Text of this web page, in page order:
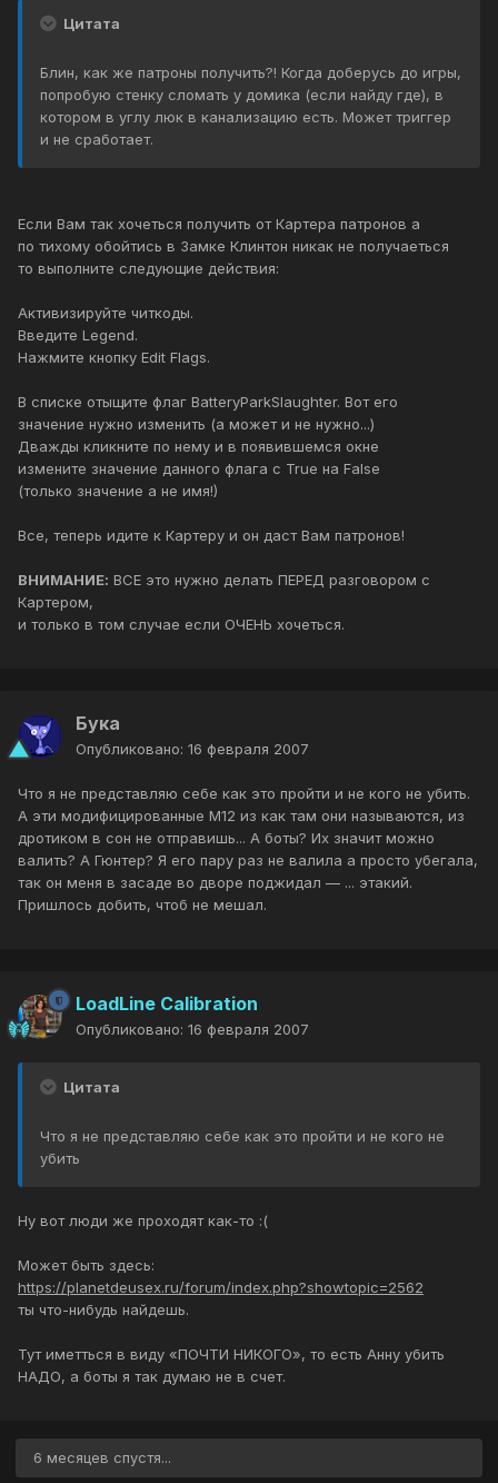
Цитата
Блин, как же патроны получить?! Когда доберусь до игры,
попробую стенку сломать у домика (если найду где), в
котором в углу люк в канализацию есть. Может триггер
и не сработает.
Если Вам так хочеться получить от Картера патронов а
по тихому обойтись в Замке Клинтон никак не получаеться
то выполните следующие действия:
Активизируйте читкоды.
Введите Legend.
Нажмите кнопку Edit Flags.
В списке отыщите флаг BatteryParkSlaughter. Вот его
значение нужно изменить (а может и не нужно...)
Дважды кликните по нему и в появившемся окне
измените значение данного флага с True на False
(только значение а не имя!)
Все, теперь идите к Картеру и он даст Вам патронов!
ВНИМАНИЕ: ВСЕ это нужно делать ПЕРЕД разговором с
Картером,
и только в том случае если ОЧЕНЬ хочеться.
Бука
Опубликовано: 16 февраля 2007
Что я не представляю себе как это пройти и не кого не убить.
А эти модифицированные М12 из как там они называются, из
дротиком в сон не отправишь... А боты? Их значит можно
валить? А Гюнтер? Я его пару раз не валила а просто убегала,
так он меня в засаде во дворе поджидал — ... этакий.
Пришлось добить, чтоб не мешал.
LoadLine Calibration
Опубликовано: 16 февраля 2007
Цитата
Что я не представляю себе как это пройти и не кого не
убить
Ну вот люди же проходят как-то :(
Может быть здесь:
https://planetdeusex.ru/forum/index.php?showtopic=2562
ты что-нибудь найдешь.
Тут иметться в виду «ПОЧТИ НИКОГО», то есть Анну убить
НАДО, а боты я так думаю не в счет.
6 месяцев спустя...